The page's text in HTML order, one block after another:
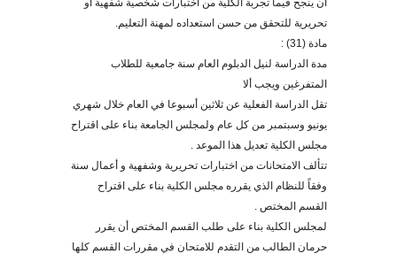
أن ينجح فيما تجربة الكلية من اختبارات شخصية شفهية أو
تحريرية للتحقق من حسن استعداده لمهنة التعليم.
مادة (31)
:
مدة الدراسة لنيل الدبلوم العام سنة جامعية للطلاب
المتفرغين ويجب ألا
تقل الدراسة الفعلية عن ثلاثين أسبوعا في العام خلال شهري
يونيو وسبتمبر من كل عام ولمجلس الجامعة بناء على اقتراح
مجلس الكلية تعديل هذا الموعد .
تتألف الامتحانات من اختبارات تحريرية وشفهية و أعمال سنة
وفقاً للنظام الذي يقرره مجلس الكلية بناء على اقتراح
القسم المختص .
لمجلس الكلية بناء على طلب القسم المختص أن يقرر
حرمان الطالب من التقدم للامتحان في مقررات القسم كلها